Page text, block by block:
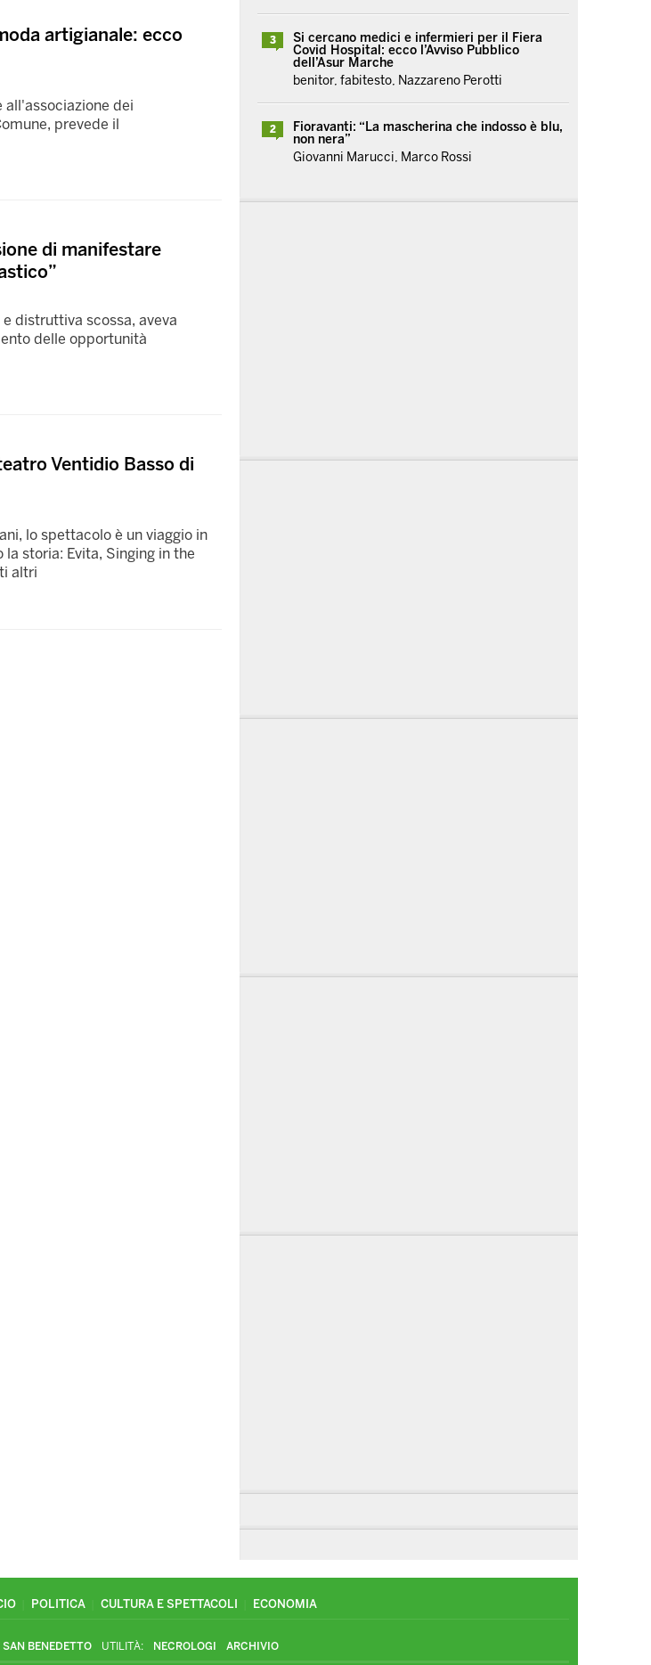
artigianale: ecco
all'associazione dei
prevede il
di manifestare
distruttiva scossa, aveva
delle opportunità
Ventidio Basso di
lo spettacolo è un viaggio in
storia: Evita, Singing in the
altri
3
Si cercano medici e infermieri per il Fiera
Covid Hospital: ecco l’Avviso Pubblico
dell’Asur Marche
benitor, fabitesto, Nazzareno Perotti
2
Fioravanti: “La mascherina che indosso è blu,
non nera”
Giovanni Marucci, Marco Rossi
POLITICA CULTURA E SPETTACOLI ECONOMIA
BENEDETTO UTILITÀ: NECROLOGI ARCHIVIO